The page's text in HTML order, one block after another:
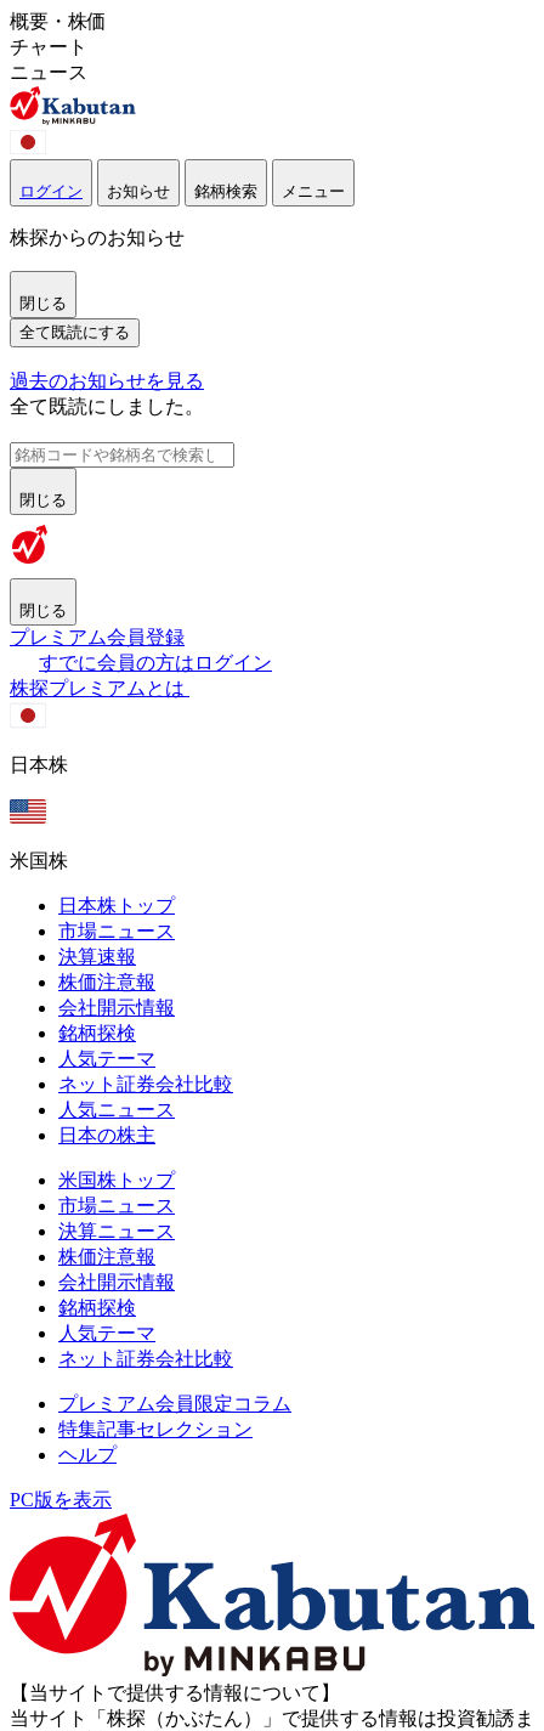
概要・株価
チャート
ニュース
ログイン お知らせ 銘柄検索 メニュー
株探からのお知らせ
閉じる
全て既読にする
過去のお知らせを見る
全て既読にしました。
閉じる
閉じる
プレミアム会員登録
すでに会員の方はログイン
株探プレミアムとは
日本株
米国株
日本株トップ
市場ニュース
決算速報
株価注意報
会社開示情報
銘柄探検
人気テーマ
ネット証券会社比較
人気ニュース
日本の株主
米国株トップ
市場ニュース
決算ニュース
株価注意報
会社開示情報
銘柄探検
人気テーマ
ネット証券会社比較
プレミアム会員限定コラム
特集記事セレクション
ヘルプ
PC版を表示
【当サイトで提供する情報について】
当サイト「株探（かぶたん）」で提供する情報は投資勧誘ま